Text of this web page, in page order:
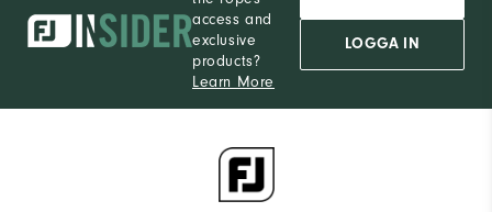
access and
exclusive
products?
Learn More
LOGGA IN